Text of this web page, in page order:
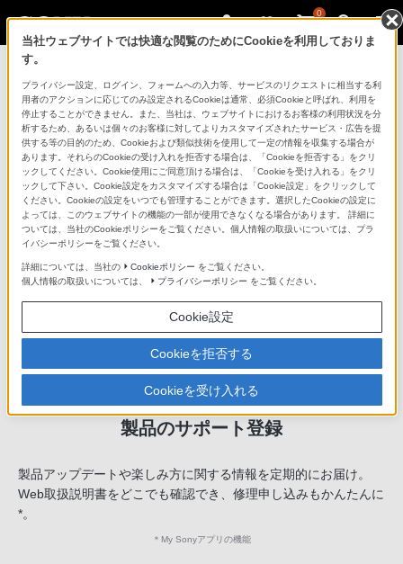
0
「できたらいいな」も
「安心」も
製品のサポート登録
製品アップデートや楽しみ方に関する情報を定期的にお届け。
Web取扱説明書をどこでも確認でき、修理申し込みもかんたんに
*。
＊ My Sonyアプリの機能
当社ウェブサイトでは快適な閲覧のためにCookieを利用しておりま
す。
プライバシー設定、ログイン、フォームへの入力等、サービスのリクエストに相当する利
用者のアクションに応じてのみ設定されるCookieは通常、必須Cookieと呼ばれ、利用を
停止することができません。また、当社は、ウェブサイトにおけるお客様の利用状況を分
析するため、あるいは個々のお客様に対してよりカスタマイズされたサービス・広告を提
供する等の目的のため、Cookieおよび類似技術を使用して一定の情報を収集する場合が
あります。それらのCookieの受け入れを拒否する場合は、「Cookieを拒否する」をクリ
ックしてください。Cookie使用にご同意頂ける場合は、「Cookieを受け入れる」をクリ
ックして下さい。Cookie設定をカスタマイズする場合は「Cookie設定」をクリックして
ください。Cookieの設定をいつでも管理することができます。選択したCookieの設定に
よっては、このウェブサイトの機能の一部が使用できなくなる場合があります。 詳細に
ついては、当社のCookieポリシーをご覧ください。個人情報の取扱いについては、プラ
イバシーポリシーをご覧ください。
詳細については、当社の Cookieポリシー をご覧ください。
個人情報の取扱いについては、
プライバシーポリシー をご覧ください。
Cookie設定
Cookieを拒否する
Cookieを受け入れる